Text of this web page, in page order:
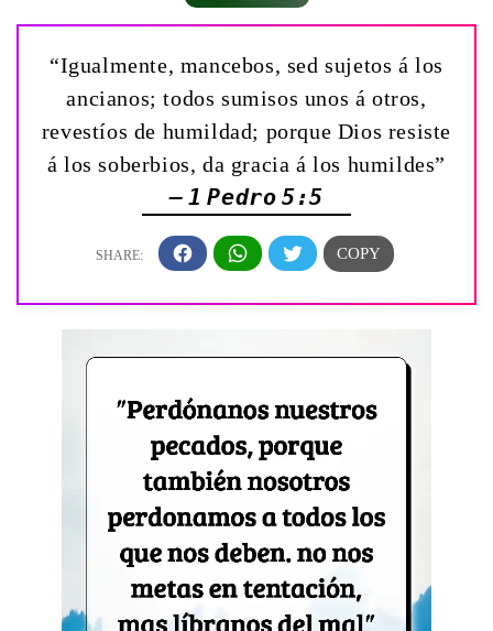
“Igualmente, mancebos, sed sujetos á los
ancianos; todos sumisos unos á otros,
revestíos de humildad; porque Dios resiste
á los soberbios, da gracia á los humildes”
— 1 Pedro 5:5